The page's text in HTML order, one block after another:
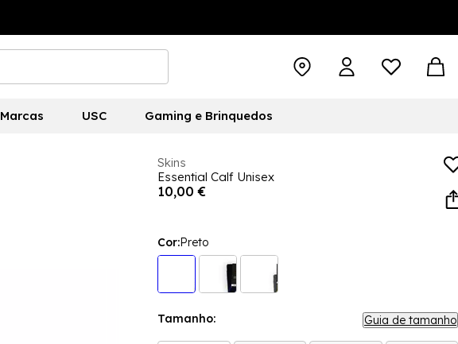
Marcas USC Gaming e Brinquedos
Skins
Essential Calf Unisex
10,00 €
Cor:Preto
Tamanho: Guia de tamanho